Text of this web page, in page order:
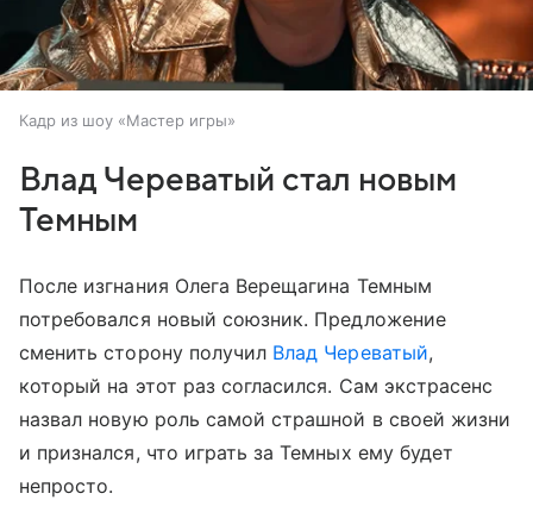
Кадр из шоу «Мастер игры»
Влад Череватый стал новым
Темным
После изгнания Олега Верещагина Темным
потребовался новый союзник. Предложение
сменить сторону получил Влад Череватый,
который на этот раз согласился. Сам экстрасенс
назвал новую роль самой страшной в своей жизни
и признался, что играть за Темных ему будет
непросто.